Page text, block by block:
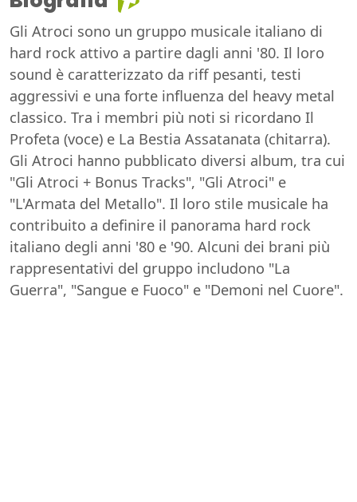
Gli Atroci sono un gruppo musicale italiano di
hard rock attivo a partire dagli anni '80. Il loro
sound è caratterizzato da riff pesanti, testi
aggressivi e una forte influenza del heavy metal
classico. Tra i membri più noti si ricordano Il
Profeta (voce) e La Bestia Assatanata (chitarra).
Gli Atroci hanno pubblicato diversi album, tra cui
"Gli Atroci + Bonus Tracks", "Gli Atroci" e
"L'Armata del Metallo". Il loro stile musicale ha
contribuito a definire il panorama hard rock
italiano degli anni '80 e '90. Alcuni dei brani più
rappresentativi del gruppo includono "La
Guerra", "Sangue e Fuoco" e "Demoni nel Cuore".